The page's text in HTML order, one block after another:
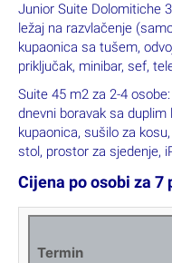
Junior Suite Dolomitiche
ležaj na razvlačenje
kupaonica sa tušem,
priključak, minibar, sef,
Suite 45 m2 za 2-4
dnevni boravak sa duplim
kupaonica, sušilo za
stol, prostor za sjedenje,
Cijena po osobi za 7
Termin